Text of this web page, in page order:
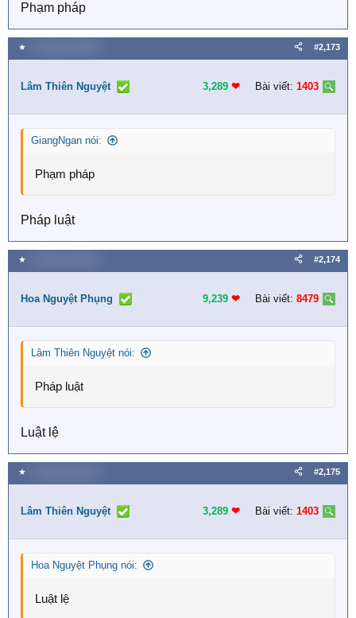
Phạm pháp
★ #2,173
Lâm Thiên Nguyệt 3,289 ❤︎ Bài viết: 1403
GiangNgan nói:
Phạm pháp
Pháp luật
★ #2,174
Hoa Nguyệt Phụng 9,239 ❤︎ Bài viết: 8479
Lâm Thiên Nguyệt nói:
Pháp luật
Luật lệ
★ #2,175
Lâm Thiên Nguyệt 3,289 ❤︎ Bài viết: 1403
Hoa Nguyệt Phụng nói:
Luật lệ